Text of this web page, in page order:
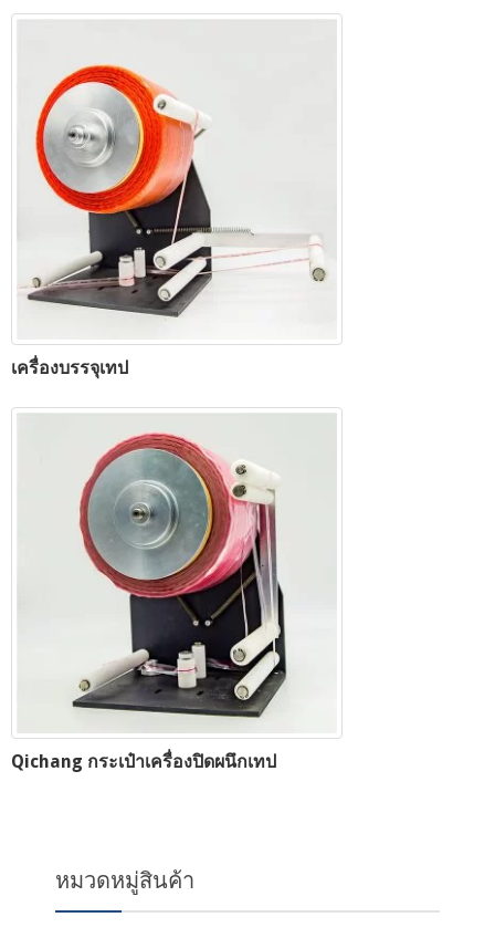
เครื่องบรรจุเทป
Qichang กระเป๋าเครื่องปิดผนึกเทป
หมวดหมู่สินค้า